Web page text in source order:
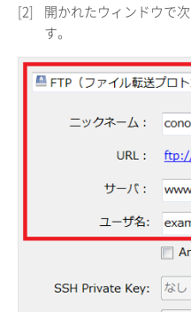
[2]
開かれたウィンドウで
す。